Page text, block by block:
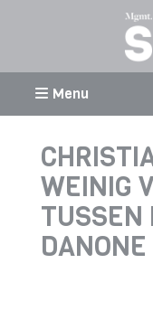
Menu
WEINIG
TUSSEN
DANONE